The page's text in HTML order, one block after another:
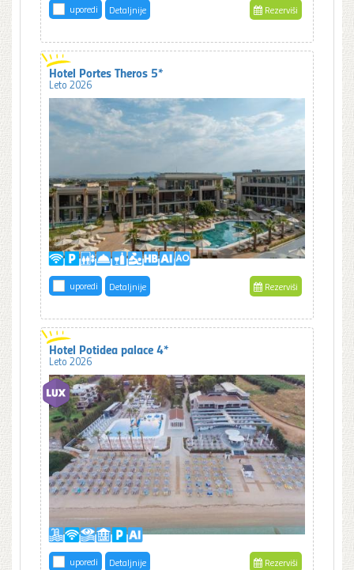
uporedi Detaljnije Rezerviši
Hotel Portes Theros 5*
Leto 2026
uporedi Detaljnije Rezerviši
Hotel Potidea palace 4*
Leto 2026
uporedi Detaljnije Rezerviši